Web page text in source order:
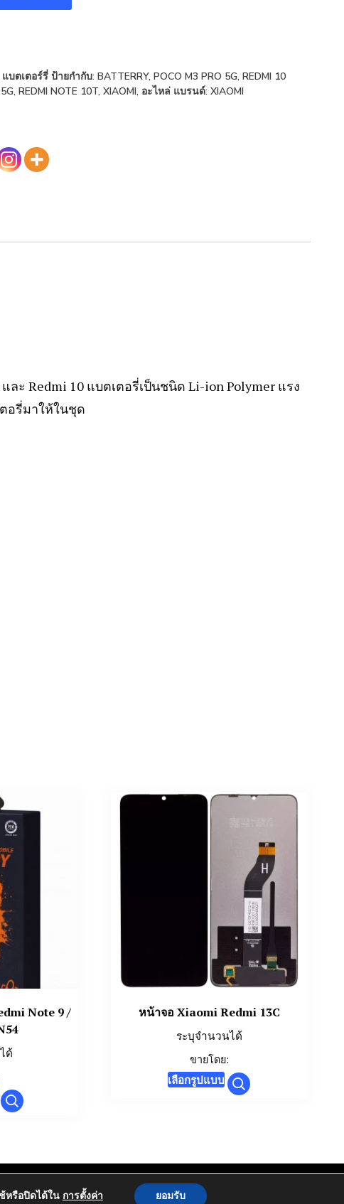
แบตเตอร์รี่ ป้ายกำกับ: BATTERRY, POCO M3 PRO 5G, REDMI 10
, REDMI NOTE 10T, XIAOMI, อะไหล่ แบรนด์: XIAOMI
ละ Redmi 10 แบตเตอรี่เป็นชนิด Li-ion Polymer แรง
อรี่มาให้ในชุด
Note 9 /
ด้
หน้าจอ Xiaomi Redmi 13C
ระบุจำนวนได้
ขายโดย:
เลือกรูปแบบ This
product
The
บายความเป็นส่วนตัว
หรือปิดได้ใน การตั้งค่า ยอมรับ